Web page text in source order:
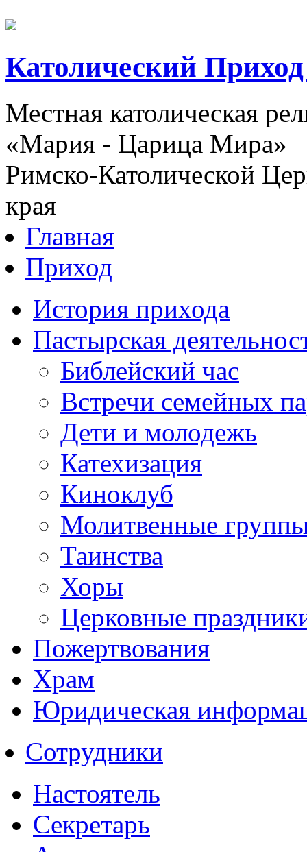
Католический
Местная католическая
«Мария - Царица Мира»
Римско-Католической
края
Главная
Приход
История прихода
Пастырская
Библейский час
Встречи семейных
Дети и молодежь
Катехизация
Киноклуб
Молитвенные
Таинства
Хоры
Церковные
Пожертвования
Храм
Юридическая
Сотрудники
Настоятель
Секретарь